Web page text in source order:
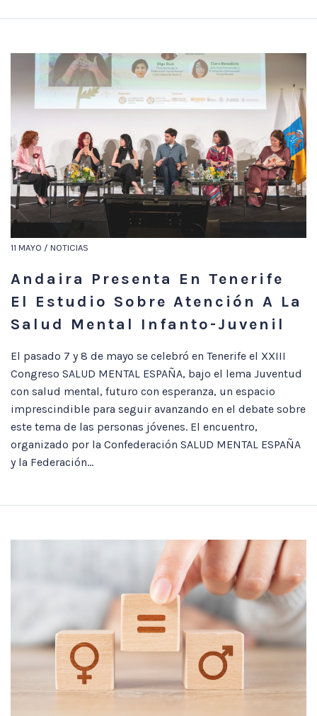
11 MAYO / NOTICIAS
Andaira Presenta En Tenerife
El Estudio Sobre Atención A La
Salud Mental Infanto-Juvenil
El pasado 7 y 8 de mayo se celebró en Tenerife el XXIII
Congreso SALUD MENTAL ESPAÑA, bajo el lema Juventud
con salud mental, futuro con esperanza, un espacio
imprescindible para seguir avanzando en el debate sobre
este tema de las personas jóvenes. El encuentro,
organizado por la Confederación SALUD MENTAL ESPAÑA
y la Federación...